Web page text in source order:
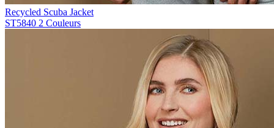
Recycled Scuba Jacket
ST5840 2 Couleurs